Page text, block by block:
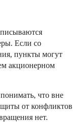
Если со
пункты могут
акционерном
что вне
от конфликтов
нет.